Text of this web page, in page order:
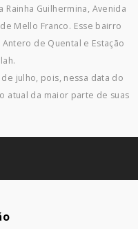
Rainha Guilhermina, Avenida
Mello Franco. Esse bairro
de Quental e Estação
julho, pois, nessa data do
atual da maior parte de suas